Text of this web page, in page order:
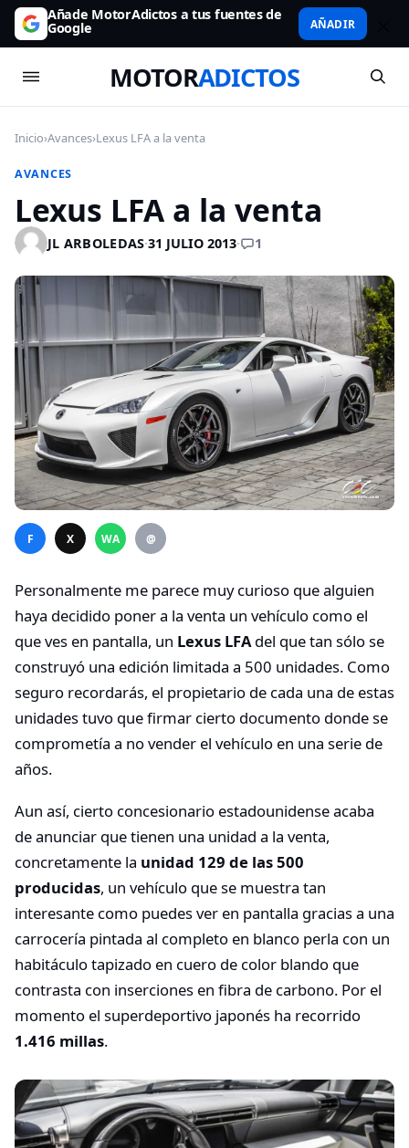
Añade MotorAdictos a tus fuentes de
Google AÑADIR
MOTORADICTOS
Inicio›Avances›Lexus LFA a la venta
AVANCES
Lexus LFA a la venta
JL ARBOLEDAS·31 JULIO 2013· 1
F X WA @
Personalmente me parece muy curioso que alguien
haya decidido poner a la venta un vehículo como el
que ves en pantalla, un Lexus LFAdel que tan sólo se
construyó una edición limitada a 500 unidades. Como
seguro recordarás, el propietario de cada una de estas
unidades tuvo que firmar cierto documento donde se
comprometía a no vender el vehículo en una serie de
años.
Aun así, cierto concesionario estadounidense acaba
de anunciar que tienen una unidad a la venta,
concretamente la unidad 129 de las 500
producidas, un vehículo que se muestra tan
interesante como puedes ver en pantalla gracias a una
carrocería pintada al completo en blanco perla con un
habitáculo tapizado en cuero de color blando que
contrasta con inserciones en fibra de carbono. Por el
momento el superdeportivo japonés ha recorrido
1.416 millas.